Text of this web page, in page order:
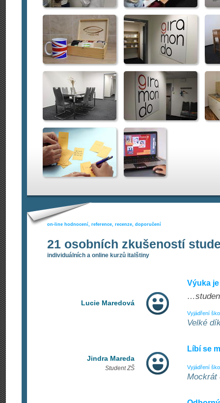
on-line hodnocení, reference, recenze, doporučení
21 osobních zkušeností
individuálních a online kurzů italštiny
Lucie Maredová
Výuka
Vyjádření
Velké
Jindra Mareda
Student ZŠ
Líbí se
Vyjádření
Mockrát